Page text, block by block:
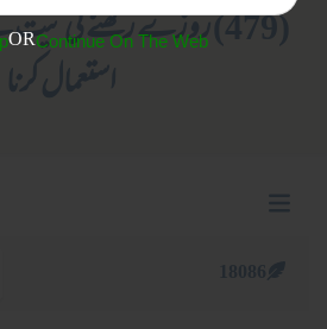
(479) روزے رکھنے کی
استعمال کرنا
ORContinue On The Web